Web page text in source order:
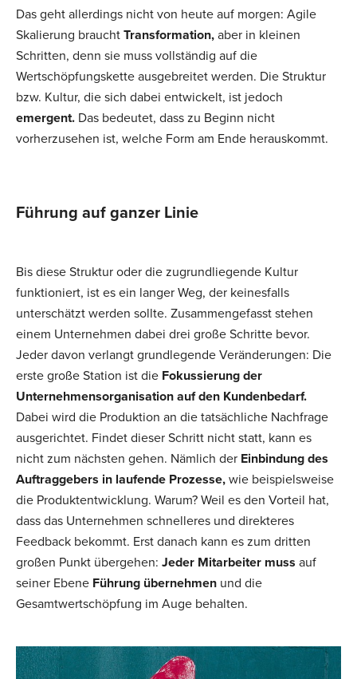
Das geht allerdings nicht von heute auf morgen: Agile
Skalierung braucht Transformation, aber in kleinen
Schritten, denn sie muss vollständig auf die
Wertschöpfungskette ausgebreitet werden. Die Struktur
bzw. Kultur, die sich dabei entwickelt, ist jedoch
emergent. Das bedeutet, dass zu Beginn nicht
vorherzusehen ist, welche Form am Ende herauskommt.
Führung auf ganzer Linie
Bis diese Struktur oder die zugrundliegende Kultur
funktioniert, ist es ein langer Weg, der keinesfalls
unterschätzt werden sollte. Zusammengefasst stehen
einem Unternehmen dabei drei große Schritte bevor.
Jeder davon verlangt grundlegende Veränderungen: Die
erste große Station ist die Fokussierung der
Unternehmensorganisation auf den Kundenbedarf.
Dabei wird die Produktion an die tatsächliche Nachfrage
ausgerichtet. Findet dieser Schritt nicht statt, kann es
nicht zum nächsten gehen. Nämlich der Einbindung des
Auftraggebers in laufende Prozesse, wie beispielsweise
die Produktentwicklung. Warum? Weil es den Vorteil hat,
dass das Unternehmen schnelleres und direkteres
Feedback bekommt. Erst danach kann es zum dritten
großen Punkt übergehen: Jeder Mitarbeiter muss auf
seiner Ebene Führung übernehmen und die
Gesamtwertschöpfung im Auge behalten.